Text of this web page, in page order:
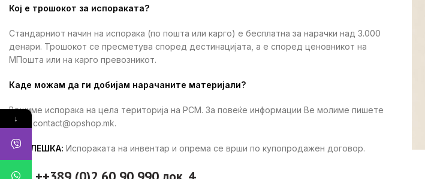
Кој е трошокот за испораката?
Стандарниот начин на испорака (по пошта или карго) е бесплатна за нарачки над 3.000
денари. Трошокот се пресметува според дестинацијата, а е според ценовникот на
МПошта или на карго превозникот.
Каде можам да ги добијам нарачаните материјали?
Вршиме испорака на цела територија на РСМ. За повеќе информации Ве молиме пишете
ни на contact@opshop.mk.
ЗАБЕЛЕШКА: Испораката на инвентар и опрема се врши по купопродажен договор.
↓